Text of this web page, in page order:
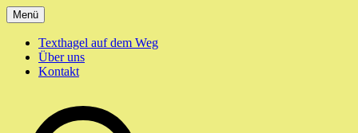
Zum
Inhalt
springen
Menü
Texthagel auf dem Weg
Über uns
Kontakt
texthagel.de